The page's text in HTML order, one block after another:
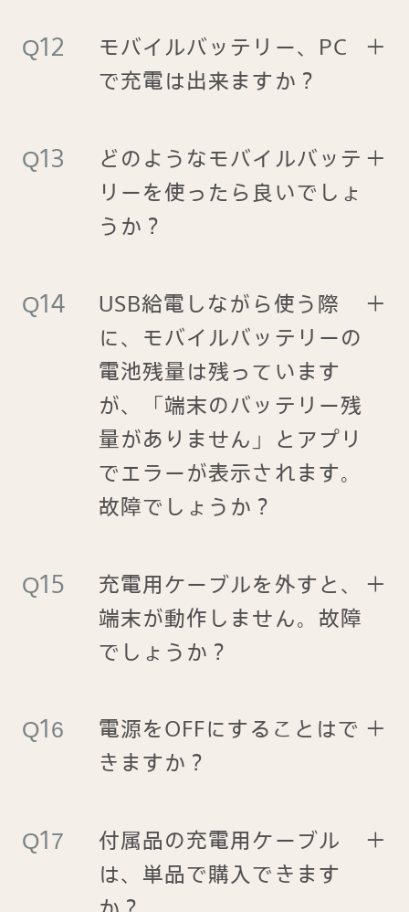
モバイルバッテリー、PC
で充電は出来ますか？
＋
どのようなモバイルバッテ
リーを使ったら良いでしょ
うか？
＋
USB給電しながら使う際
に、モバイルバッテリーの
電池残量は残っています
が、「端末のバッテリー残
量がありません」とアプリ
でエラーが表示されます。
故障でしょうか？
＋
充電用ケーブルを外すと、
端末が動作しません。故障
でしょうか？
＋
電源をOFFにすることはで
きますか？
＋
付属品の充電用ケーブル
は、単品で購入できます
＋